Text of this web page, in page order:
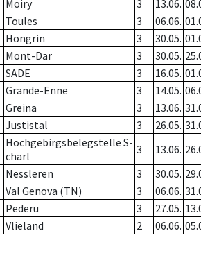
Moiry 3 13.06.
Toules 3 06.06.
Hongrin 3 30.05.
Mont-Dar 3 30.05.
SADE 3 16.05.
Grande-Enne 3 14.05.
Greina 3 13.06.
Justistal 3 26.05.
Hochgebirgsbelegstelle S-
charl
3 13.06.
Nessleren 3 30.05.
Val Genova (TN) 3 06.06.
Pederü 3 27.05.
Vlieland 2 06.06.